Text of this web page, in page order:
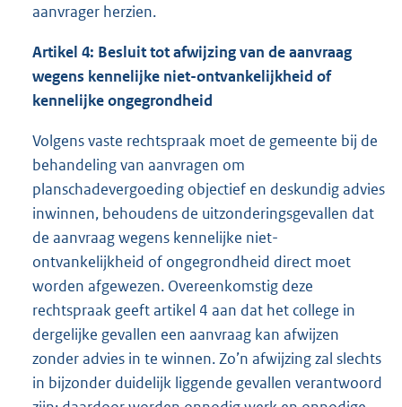
aanvrager herzien.
Artikel 4: Besluit tot afwijzing van de aanvraag
wegens kennelijke niet-ontvankelijkheid of
kennelijke ongegrondheid
Volgens vaste rechtspraak moet de gemeente bij de
behandeling van aanvragen om
planschadevergoeding objectief en deskundig advies
inwinnen, behoudens de uitzonderingsgevallen dat
de aanvraag wegens kennelijke niet-
ontvankelijkheid of ongegrondheid direct moet
worden afgewezen. Overeenkomstig deze
rechtspraak geeft artikel 4 aan dat het college in
dergelijke gevallen een aanvraag kan afwijzen
zonder advies in te winnen. Zo’n afwijzing zal slechts
in bijzonder duidelijk liggende gevallen verantwoord